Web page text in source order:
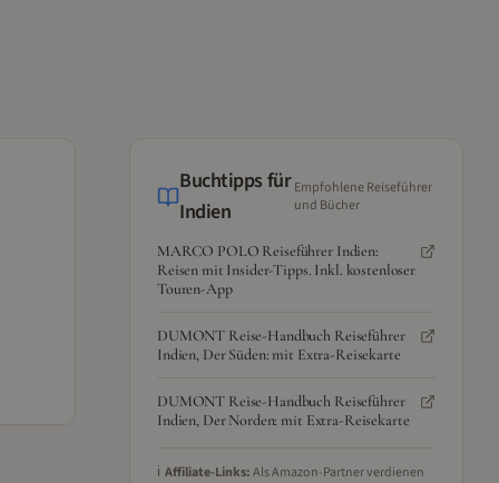
Buchtipps für
Indien
Empfohlene Reiseführer
und Bücher
MARCO POLO Reiseführer Indien:
Reisen mit Insider-Tipps. Inkl. kostenloser
Touren-App
DUMONT Reise-Handbuch Reiseführer
Indien, Der Süden: mit Extra-Reisekarte
DUMONT Reise-Handbuch Reiseführer
Indien, Der Norden: mit Extra-Reisekarte
ℹ️ Affiliate-Links:Als Amazon-Partner verdienen